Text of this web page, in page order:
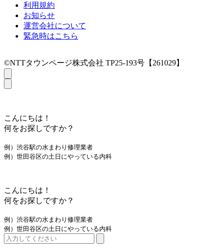
利用規約
お知らせ
運営会社について
緊急時はこちら
©NTTタウンページ株式会社 TP25-193号【261029】
こんにちは！
何をお探しですか？
例）渋谷駅の水まわり修理業者
例）世田谷区の土日にやっている内科
こんにちは！
何をお探しですか？
例）渋谷駅の水まわり修理業者
例）世田谷区の土日にやっている内科